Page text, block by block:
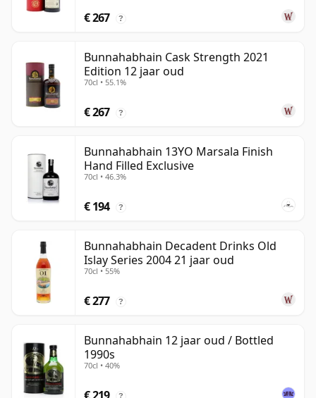
€ 267 ?
Bunnahabhain Cask Strength 2021
Edition 12 jaar oud
70cl • 55.1%
€ 267 ?
Bunnahabhain 13YO Marsala Finish
Hand Filled Exclusive
70cl • 46.3%
€ 194 ?
Bunnahabhain Decadent Drinks Old
Islay Series 2004 21 jaar oud
70cl • 55%
€ 277 ?
Bunnahabhain 12 jaar oud / Bottled
1990s
70cl • 40%
?